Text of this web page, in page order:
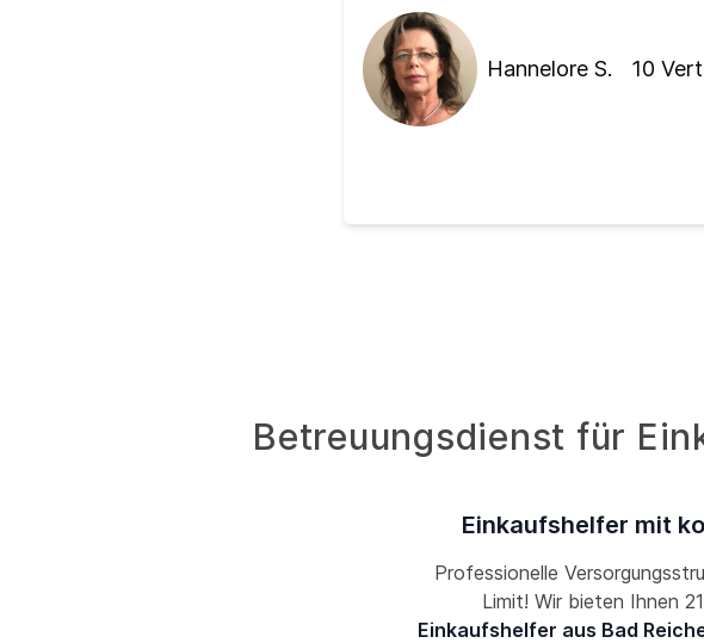
Hannelore S. 10
Betreuungsdienst für
Einkaufshelfer mit
Professionelle
Limit! Wir bieten Ihnen
Einkaufshelfer aus Bad